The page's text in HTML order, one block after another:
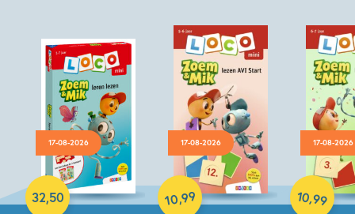
17-08-2026
32,50
Paperback
17-08-2026
10,99
Paperback
17-08-2026
10,99
Paperback